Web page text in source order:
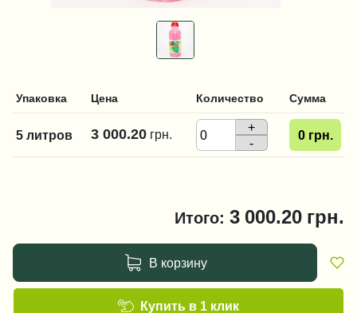
Упаковка Цена Количество Сумма
5 литров 3 000.20 грн.
+
-
0 грн.
Итого: 3 000.20 грн.
В корзину
Купить в 1 клик